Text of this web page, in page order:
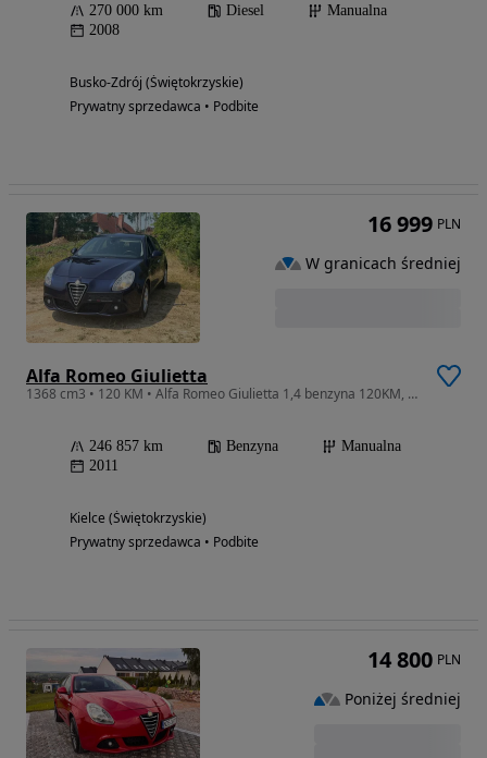
270 000 km Diesel
Manualna
2008
Busko-Zdrój (Świętokrzyskie)
Prywatny sprzedawca • Podbite
Alfa Romeo Giulietta
1368 cm3 • 120 KM • Alfa Romeo Giulietta 1,4 benzyna 120KM, bardzo dobry stan
246 857 km Benzyna
Manualna
2011
Kielce (Świętokrzyskie)
Prywatny sprzedawca • Podbite
16 999 PLN
W granicach średniej
14 800 PLN
Poniżej średniej